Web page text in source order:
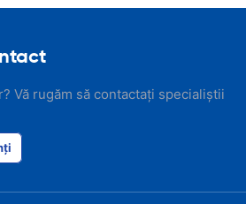
Vă rugăm să contactați specialiștii